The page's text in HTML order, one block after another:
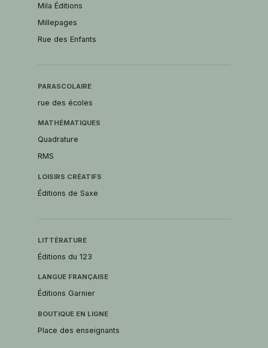
Mila Éditions
Millepages
Rue des Enfants
PARASCOLAIRE
rue des écoles
MATHÉMATIQUES
Quadrature
RMS
LOISIRS CRÉATIFS
Éditions de Saxe
LITTÉRATURE
Éditions du 123
LANGUE FRANÇAISE
Éditions Garnier
BOUTIQUE EN LIGNE
Place des enseignants